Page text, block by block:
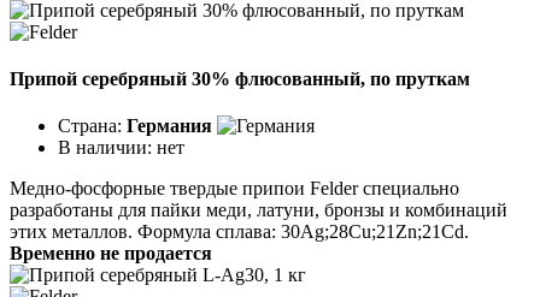
Припой серебряный 30% флюсованный, по пруткам
Страна: Германия
В наличии: нет
Медно-фосфорные твердые припои Felder специально
разработаны для пайки меди, латуни, бронзы и комбинаций
этих металлов. Формула сплава: 30Ag;28Cu;21Zn;21Cd.
Временно не продается